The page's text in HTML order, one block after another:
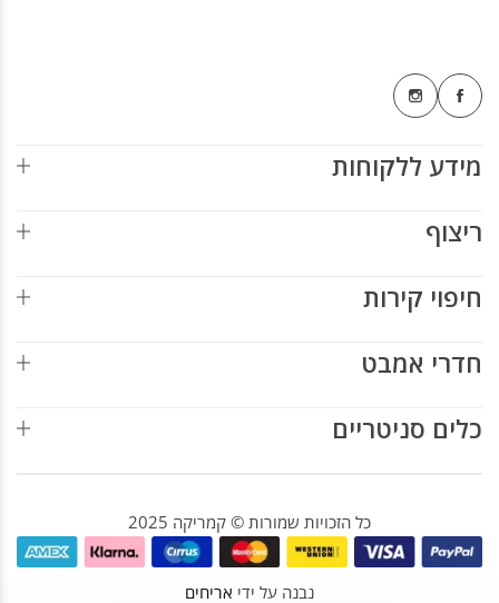
מידע ללקוחות
ריצוף
חיפוי קירות
חדרי אמבט
כלים סניטריים
כל הזכויות שמורות © קמריקה 2025
נבנה על ידי אריחים